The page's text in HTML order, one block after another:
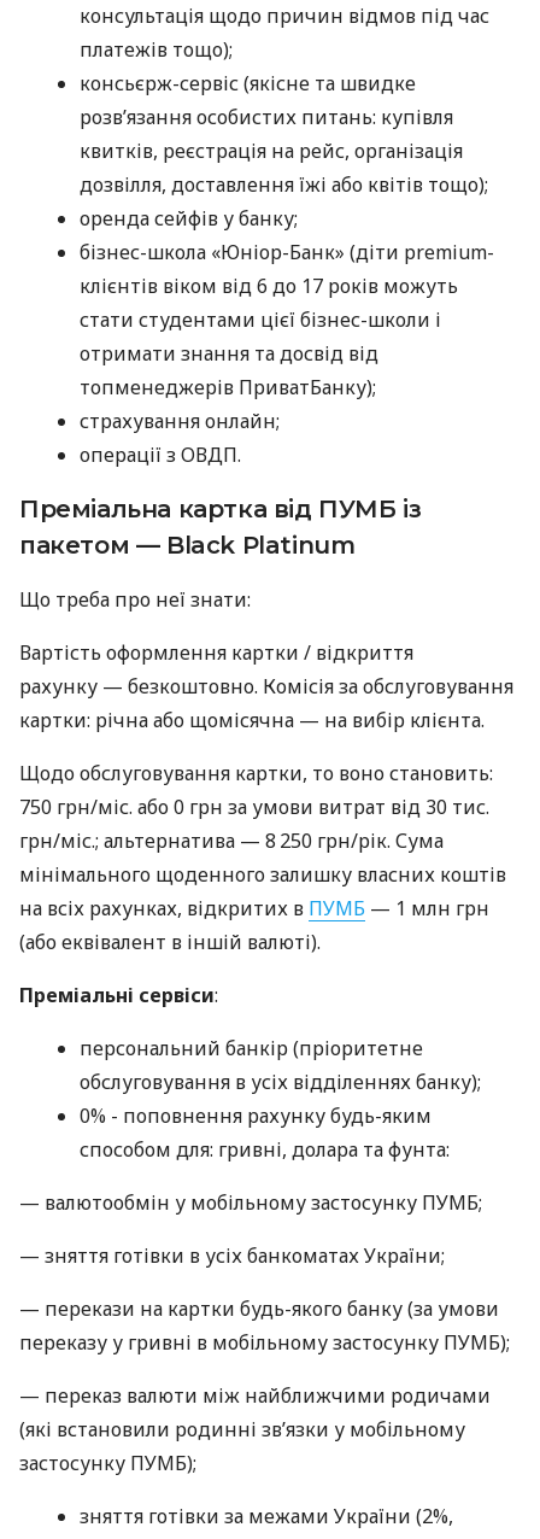
консультація щодо причин відмов під час
платежів тощо);
консьєрж-сервіс (якісне та швидке
розв’язання особистих питань: купівля
квитків, реєстрація на рейс, організація
дозвілля, доставлення їжі або квітів тощо);
оренда сейфів у банку;
бізнес-школа «Юніор-Банк» (діти premium-
клієнтів віком від 6 до 17 років можуть
стати студентами цієї бізнес-школи і
отримати знання та досвід від
топменеджерів ПриватБанку);
страхування онлайн;
операції з ОВДП.
Преміальна картка від ПУМБ із
пакетом — Black Platinum
Що треба про неї знати:
Вартість оформлення картки / відкриття
рахунку — безкоштовно. Комісія за обслуговування
картки: річна або щомісячна — на вибір клієнта.
Щодо обслуговування картки, то воно становить:
750 грн/міс. або 0 грн за умови витрат від 30 тис.
грн/міс.; альтернатива — 8 250 грн/рік. Сума
мінімального щоденного залишку власних коштів
на всіх рахунках, відкритих в ПУМБ — 1 млн грн
(або еквівалент в іншій валюті).
Преміальні сервіси:
персональний банкір (пріоритетне
обслуговування в усіх відділеннях банку);
0% - поповнення рахунку будь-яким
способом для: гривні, долара та фунта:
— валютообмін у мобільному застосунку ПУМБ;
— зняття готівки в усіх банкоматах України;
— перекази на картки будь-якого банку (за умови
переказу у гривні в мобільному застосунку ПУМБ);
— переказ валюти між найближчими родичами
(які встановили родинні зв’язки у мобільному
застосунку ПУМБ);
зняття готівки за межами України (2%,